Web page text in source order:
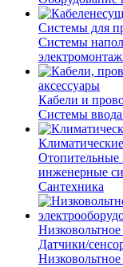
Системы для
Системы
аксессуары
Кабели и
Системы ввода
Отопительные
инженерные
Сантехника
Датчики/